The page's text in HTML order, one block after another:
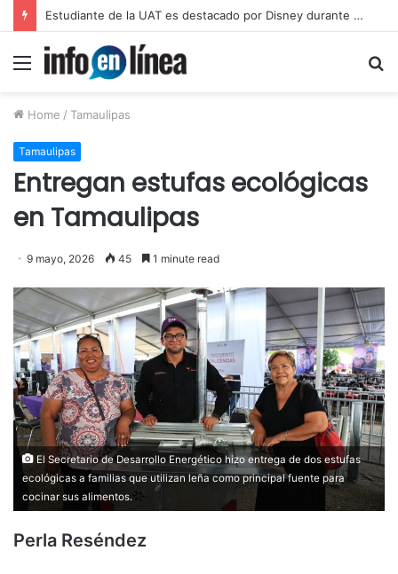
UAT proyecta alcanzar una matrícula de 45 mil estudiantes
Menu
Home / Tamaulipas
Tamaulipas
Entregan estufas ecológicas
en Tamaulipas
9 mayo, 2026 45 1 minute read
El Secretario de Desarrollo Energético hizo entrega de dos estufas
ecológicas a familias que utilizan leña como principal fuente para
cocinar sus alimentos.
Perla Reséndez